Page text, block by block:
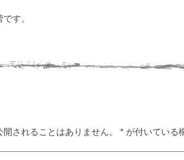
す。
されることはありません。 * が付いている